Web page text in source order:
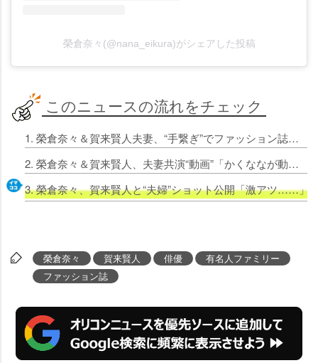
榮倉奈々(@nana_eikura)がシェアした投稿
このニュースの流れをチェック
1. 榮倉奈々＆賀来賢人夫妻、“手繋ぎ”でファッション誌のカバー飾る インタビューでは“家族”を語る
2. 榮倉奈々＆賀来賢人、夫妻共演“動画”「かくななが動いてる」「息を飲む美しさ!!!!!」
3. 榮倉奈々、賀来賢人と“夫婦”ショット公開「激アツ……」
榮倉奈々 賀来賢人 俳優
有名人ファミリー
ファッション誌